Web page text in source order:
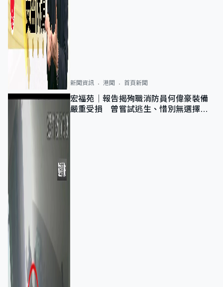
新聞資訊 港聞 首頁新聞
宏福苑｜報告揭殉職消防員何偉豪裝備
嚴重受損 曾嘗試逃生、惜別無選擇下